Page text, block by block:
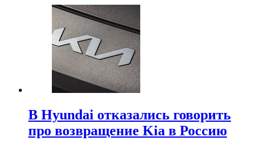
В Hyundai отказались говорить
про возвращение Kia в Россию